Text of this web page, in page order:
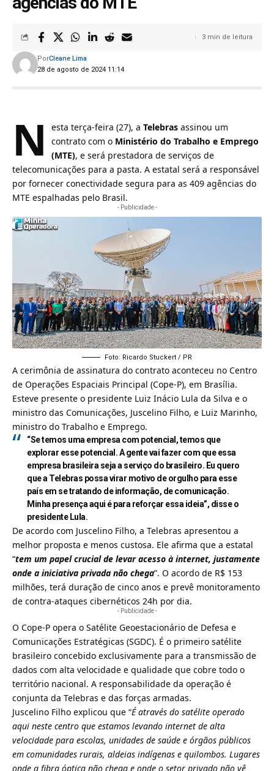
28 de agosto de 2024 11:14
PorCleane Lima
3 min de leitura
N esta terça-feira (27), a Telebras assinou um
contrato com o Ministério do Trabalho e Emprego
(MTE), e será prestadora de serviços de
telecomunicações para a pasta. A estatal será a responsável
por fornecer conectividade segura para as 409 agências do
MTE espalhadas pelo Brasil.
- Publicidade -
Foto: Ricardo Stuckert / PR
A cerimônia de assinatura do contrato aconteceu no Centro
de Operações Espaciais Principal (Cope-P), em Brasília.
Esteve presente o presidente Luiz Inácio Lula da Silva e o
ministro das Comunicações, Juscelino Filho, e Luiz Marinho,
ministro do Trabalho e Emprego.
“Se temos uma empresa com potencial, temos que
explorar esse potencial. A gente vai fazer com que essa
empresa brasileira seja a serviço do brasileiro. Eu quero
que a Telebras possa virar motivo de orgulho para esse
país em se tratando de informação, de comunicação.
Minha presença aqui é para reforçar essa ideia”, disse o
presidente Lula.
De acordo com Juscelino Filho, a Telebras apresentou a
melhor proposta e menos custosa. Ele afirma que a estatal
“tem um papel crucial de levar acesso à internet, justamente
onde a iniciativa privada não chega”. O acordo de R$ 153
milhões, terá duração de cinco anos e prevê monitoramento
de contra-ataques cibernéticos 24h por dia.
- Publicidade -
O Cope-P opera o Satélite Geoestacionário de Defesa e
Comunicações Estratégicas (SGDC). É o primeiro satélite
brasileiro concebido exclusivamente para a transmissão de
dados com alta velocidade e qualidade que cobre todo o
território nacional. A responsabilidade da operação é
conjunta da Telebras e das forças armadas.
Juscelino Filho explicou que “É através do satélite operado
aqui neste centro que estamos levando internet de alta
velocidade para escolas, unidades de saúde e órgãos públicos
em comunidades rurais, aldeias indígenas e quilombos. Lugares
onde a fibra óptica não chega e onde o setor privado não vê